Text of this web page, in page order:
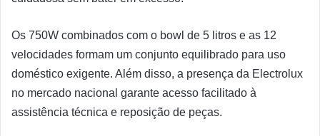
Os 750W combinados com o bowl de 5 litros e as 12
velocidades formam um conjunto equilibrado para uso
doméstico exigente. Além disso, a presença da Electrolux
no mercado nacional garante acesso facilitado à
assistência técnica e reposição de peças.